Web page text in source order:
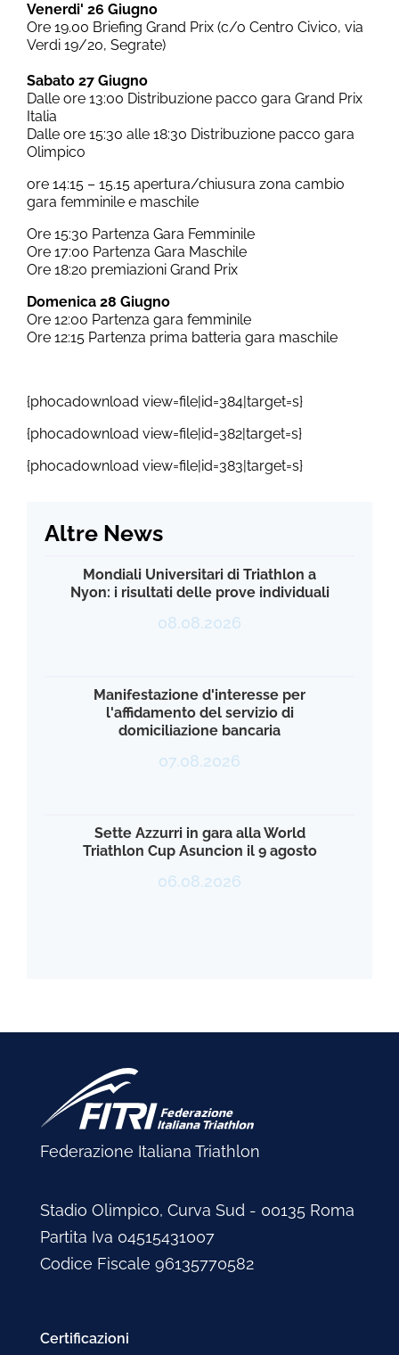
Venerdi' 26 Giugno
Ore 19.00 Briefing Grand Prix (c/o Centro Civico, via
Verdi 19/20, Segrate)
Sabato 27 Giugno
Dalle ore 13:00 Distribuzione pacco gara Grand Prix
Italia
Dalle ore 15:30 alle 18:30 Distribuzione pacco gara
Olimpico
ore 14:15 – 15.15 apertura/chiusura zona cambio
gara femminile e maschile
Ore 15:30 Partenza Gara Femminile
Ore 17:00 Partenza Gara Maschile
Ore 18:20 premiazioni Grand Prix
Domenica 28 Giugno
Ore 12:00 Partenza gara femminile
Ore 12:15 Partenza prima batteria gara maschile
{phocadownload view=file|id=384|target=s}
{phocadownload view=file|id=382|target=s}
{phocadownload view=file|id=383|target=s}
Altre News
Mondiali Universitari di Triathlon a
Nyon: i risultati delle prove individuali
08.08.2026
Manifestazione d'interesse per
l'affidamento del servizio di
domiciliazione bancaria
07.08.2026
Sette Azzurri in gara alla World
Triathlon Cup Asuncion il 9 agosto
06.08.2026
Federazione Italiana Triathlon
Stadio Olimpico, Curva Sud - 00135 Roma
Partita Iva 04515431007
Codice Fiscale 96135770582
Certificazioni